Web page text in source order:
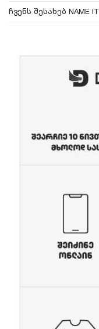
ჩვენს შესახებ NAME IT